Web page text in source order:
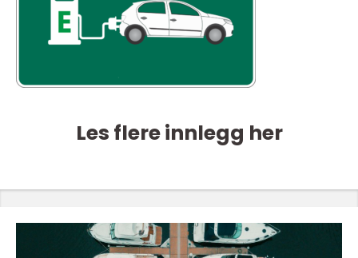
Les flere innlegg her